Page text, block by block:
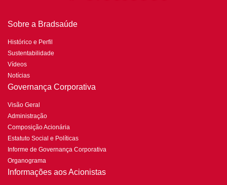
Sobre a Bradsaúde
Histórico e Perfil
Sustentabilidade
Vídeos
Notícias
Governança Corporativa
Visão Geral
Administração
Composição Acionária
Estatuto Social e Políticas
Informe de Governança Corporativa
Organograma
Informações aos Acionistas